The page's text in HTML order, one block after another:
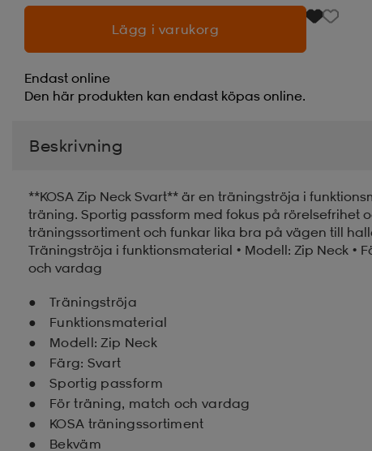
Lägg i varukorg
Endast online
Den här produkten kan endast köpas online.
Beskrivning
**KOSA Zip Neck Svart** är en träningströja i
träning. Sportig passform med fokus på rörelsefrihet
träningssortiment och funkar lika bra på vägen till
Träningströja i funktionsmaterial • Modell: Zip Neck •
och vardag
Träningströja
Funktionsmaterial
Modell: Zip Neck
Färg: Svart
Sportig passform
För träning, match och vardag
KOSA träningssortiment
Bekväm